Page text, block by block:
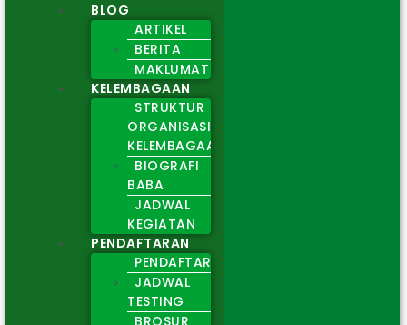
BLOG
ARTIKEL
BERITA
MAKLUMAT
KELEMBAGAAN
STRUKTUR
ORGANISASI
KELEMBAGAAN
BIOGRAFI
BABA
JADWAL
KEGIATAN
PENDAFTARAN
PENDAFTARAN
JADWAL
TESTING